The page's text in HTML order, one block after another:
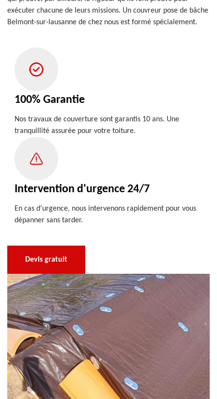
exécuter chacune de leurs missions. Un couvreur pose de bâche
Belmont-sur-lausanne de chez nous est formé spécialement.
100% Garantie
Nos travaux de couverture sont garantis 10 ans. Une
tranquillité assurée pour votre toiture.
Intervention d'urgence 24/7
En cas d'urgence, nous intervenons rapidement pour vous
dépanner sans tarder.
Devis gratuit